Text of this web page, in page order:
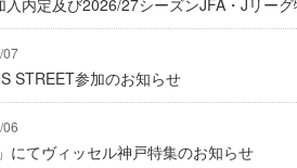
07
STREET参加のお知らせ
にてヴィッセル神戸特集のお知らせ